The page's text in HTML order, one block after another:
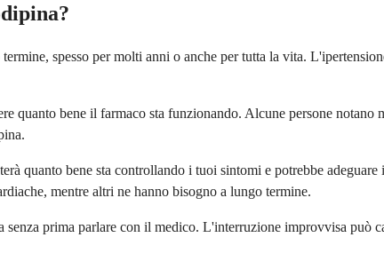
spesso per molti anni o anche per tutta la vita.
quanto bene il farmaco sta funzionando. Alcune persone
quanto bene sta controllando i tuoi sintomi e potrebbe
mentre altri ne hanno bisogno a lungo termine.
prima parlare con il medico. L'interruzione improvvisa può